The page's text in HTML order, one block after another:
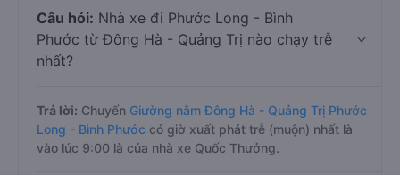
Câu hỏi: Nhà xe đi Phước Long - Bình
Phước từ Đông Hà - Quảng Trị nào chạy trễ
nhất?
Trả lời: Chuyến Giường nằm Đông Hà - Quảng Trị Phước
Long - Bình Phước có giờ xuất phát trễ (muộn) nhất là
vào lúc 9:00 là của nhà xe Quốc Thưởng.